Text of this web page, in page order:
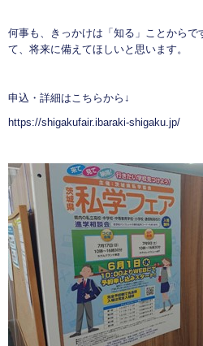
何事も、きっかけは「知る」ことからで
て、将来に備えてほしいと思います。
申込・詳細はこちらから↓
https://shigakufair.ibaraki-shigaku.jp/